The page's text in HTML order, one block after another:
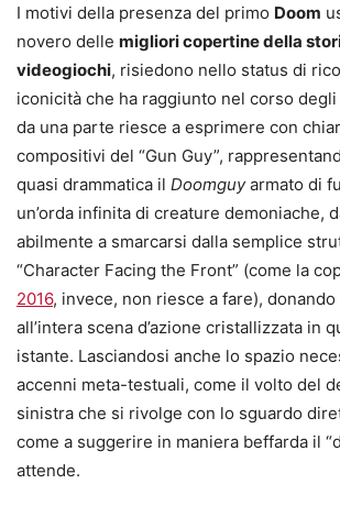
I motivi della presenza del primo Doom
novero delle migliori copertine della
videogiochi, risiedono nello status di
iconicità che ha raggiunto nel corso
da una parte riesce a esprimere con
compositivi del “Gun Guy”,
quasi drammatica il Doomguyarmato di
un’orda infinita di creature demoniache,
abilmente a smarcarsi dalla semplice
“Character Facing the Front” (come la
2016, invece, non riesce a fare),
all’intera scena d’azione cristallizzata in
istante. Lasciandosi anche lo spazio
accenni meta-testuali, come il volto del
sinistra che si rivolge con lo sguardo
come a suggerire in maniera beffarda il
attende.